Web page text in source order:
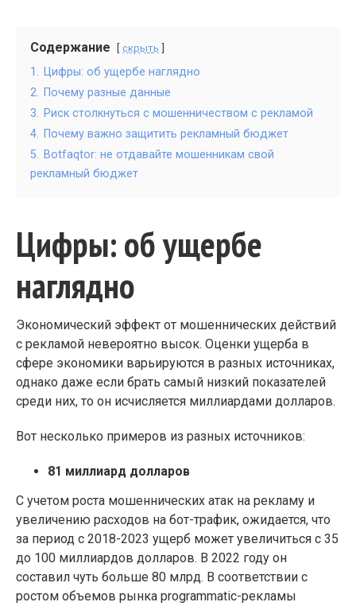
Содержание скрыть
1. Цифры: об ущербе наглядно
2. Почему разные данные
3. Риск столкнуться с мошенничеством с рекламой
4. Почему важно защитить рекламный бюджет
5. Botfaqtor: не отдавайте мошенникам свой
рекламный бюджет
Цифры: об ущербе
наглядно
Экономический эффект от мошеннических действий
с рекламой невероятно высок. Оценки ущерба в
сфере экономики варьируются в разных источниках,
однако даже если брать самый низкий показателей
среди них, то он исчисляется миллиардами долларов.
Вот несколько примеров из разных источников:
81 миллиард долларов
С учетом роста мошеннических атак на рекламу и
увеличению расходов на бот-трафик, ожидается, что
за период с 2018-2023 ущерб может увеличиться с 35
до 100 миллиардов долларов. В 2022 году он
составил чуть больше 80 млрд. В соответствии с
ростом объемов рынка programmatic-рекламы